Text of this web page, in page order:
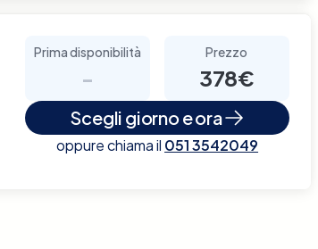
Prima disponibilità
-
Prezzo
378€
Scegli giorno e ora
oppure chiama il 051 3542049